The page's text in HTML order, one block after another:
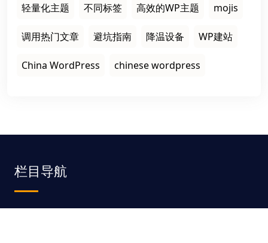
轻量化主题 不同标签 高效的WP主题 mojis
调用热门文章 避坑指南 降温设备 WP建站
China WordPress chinese wordpress
栏目导航